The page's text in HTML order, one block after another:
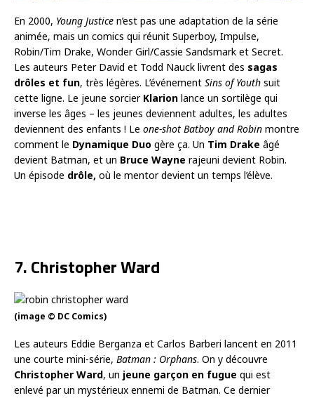
En 2000, Young Justice n’est pas une adaptation de la série
animée, mais un comics qui réunit Superboy, Impulse,
Robin/Tim Drake, Wonder Girl/Cassie Sandsmark et Secret.
Les auteurs Peter David et Todd Nauck livrent des sagas
drôles et fun, très légères. L’événement Sins of Youth suit
cette ligne. Le jeune sorcier Klarion lance un sortilège qui
inverse les âges – les jeunes deviennent adultes, les adultes
deviennent des enfants ! Le one-shot Batboy and Robin montre
comment le Dynamique Duo gère ça. Un Tim Drake âgé
devient Batman, et un Bruce Wayne rajeuni devient Robin.
Un épisode drôle, où le mentor devient un temps l’élève.
7. Christopher Ward
(image © DC Comics)
Les auteurs Eddie Berganza et Carlos Barberi lancent en 2011
une courte mini-série, Batman : Orphans. On y découvre
Christopher Ward, un jeune garçon en fugue qui est
enlevé par un mystérieux ennemi de Batman. Ce dernier